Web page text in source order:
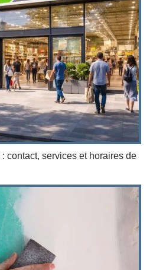
contact, services et horaires de